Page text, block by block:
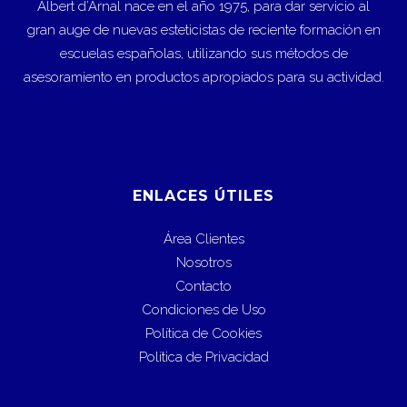
Albert d’Arnal nace en el año 1975, para dar servicio al
gran auge de nuevas esteticistas de reciente formación en
escuelas españolas, utilizando sus métodos de
asesoramiento en productos apropiados para su actividad.
ENLACES ÚTILES
Área Clientes
Nosotros
Contacto
Condiciones de Uso
Política de Cookies
Política de Privacidad